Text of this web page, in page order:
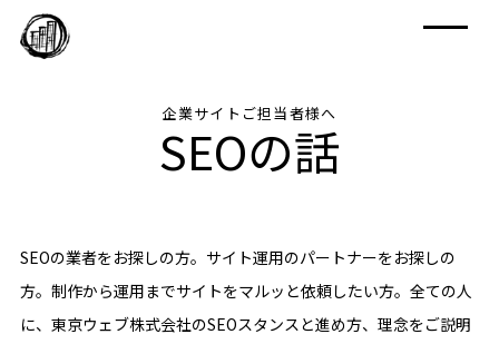
企業サイトご担当者様へ
SEOの話
SEOの業者をお探しの方。サイト運用のパートナーをお探しの
方。制作から運用までサイトをマルッと依頼したい方。全ての人
に、東京ウェブ株式会社のSEOスタンスと進め方、理念をご説明